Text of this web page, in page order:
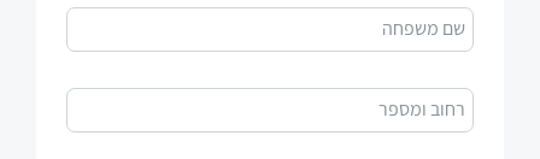
שם משפחה
רחוב ומספר